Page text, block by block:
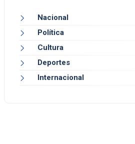
Nacional
Política
Cultura
Deportes
Internacional